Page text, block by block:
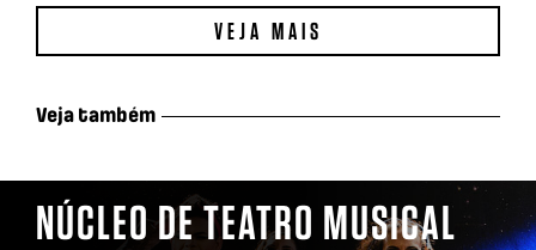
VEJA MAIS
Veja também
NÚCLEO DE TEATRO MUSICAL